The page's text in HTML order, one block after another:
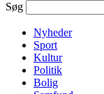
Søg
Nyheder
Sport
Kultur
Politik
Bolig